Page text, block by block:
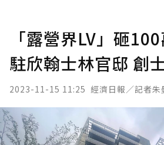
「露營界LV」砸
駐欣翰士林官邸 創
2023-11-15 11:25 經濟日報／記者